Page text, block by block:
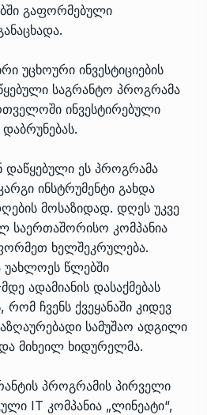
გაფორმებული
უცხოური ინვესტიციების
საგრანტო პროგრამა
ინვესტირებული
დაწყებული ეს პროგრამა
ინსტრუმენტი გახდა
მოსაზიდად. დღეს უკვე
საერთაშორისო კომპანია
ხელშეკრულება.
უახლოეს წლებში
ადამიანის დასაქმებას
რომ ჩვენს ქვეყანაში კიდევ
სამუშაო ადგილი
მიხეილ ხიდურელმა.
პროგრამის პირველი
IT კომპანია „ლინეატი“,